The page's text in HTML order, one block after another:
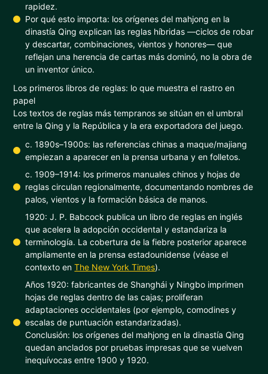
rapidez.
Por qué esto importa: los orígenes del mahjong en la
dinastía Qing explican las reglas híbridas —ciclos de robar
y descartar, combinaciones, vientos y honores— que
reflejan una herencia de cartas más dominó, no la obra de
un inventor único.
Los primeros libros de reglas: lo que muestra el rastro en
papel
Los textos de reglas más tempranos se sitúan en el umbral
entre la Qing y la República y la era exportadora del juego.
c. 1890s–1900s: las referencias chinas a maque/majiang
empiezan a aparecer en la prensa urbana y en folletos.
c. 1909–1914: los primeros manuales chinos y hojas de
reglas circulan regionalmente, documentando nombres de
palos, vientos y la formación básica de manos.
1920: J. P. Babcock publica un libro de reglas en inglés
que acelera la adopción occidental y estandariza la
terminología. La cobertura de la fiebre posterior aparece
ampliamente en la prensa estadounidense (véase el
contexto enThe New York Times).
Años 1920: fabricantes de Shanghái y Ningbo imprimen
hojas de reglas dentro de las cajas; proliferan
adaptaciones occidentales (por ejemplo, comodines y
escalas de puntuación estandarizadas).
Conclusión: los orígenes del mahjong en la dinastía Qing
quedan anclados por pruebas impresas que se vuelven
inequívocas entre 1900 y 1920.